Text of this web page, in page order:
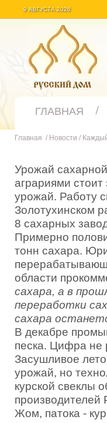
9 АВГУСТА 2026
ГЛАВНАЯ
Главная / Новости /
Урожай
аграриями
урожай. Работу
Золотухинском
8 сахарных
Примерно
тонн сахара.
области
сахара, а в
переработки
сахара
В декабре
песка. Цифра не
Засушливое
урожай, но
курской свеклы
производителей
Жом, патока -